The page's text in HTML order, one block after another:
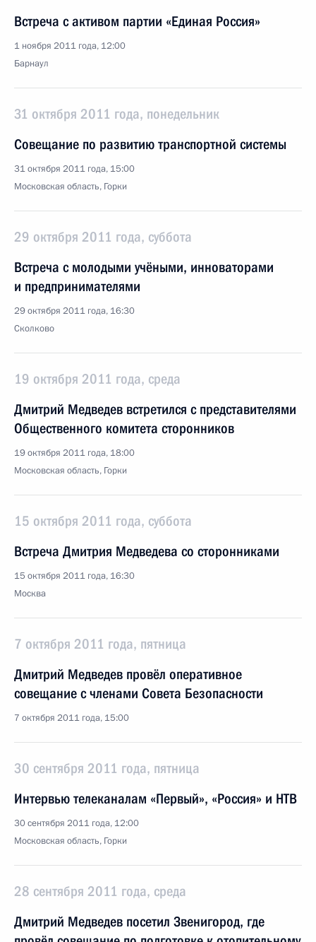
Встреча с активом партии «Единая Россия»
1 ноября 2011 года, 12:00
Барнаул
31 октября 2011 года, понедельник
Совещание по развитию транспортной системы
31 октября 2011 года, 15:00
Московская область, Горки
29 октября 2011 года, суббота
Встреча с молодыми учёными, инноваторами
и предпринимателями
29 октября 2011 года, 16:30
Сколково
19 октября 2011 года, среда
Дмитрий Медведев встретился с представителями
Общественного комитета сторонников
19 октября 2011 года, 18:00
Московская область, Горки
15 октября 2011 года, суббота
Встреча Дмитрия Медведева со сторонниками
15 октября 2011 года, 16:30
Москва
7 октября 2011 года, пятница
Дмитрий Медведев провёл оперативное
совещание с членами Совета Безопасности
7 октября 2011 года, 15:00
30 сентября 2011 года, пятница
Интервью телеканалам «Первый», «Россия» и НТВ
30 сентября 2011 года, 12:00
Московская область, Горки
28 сентября 2011 года, среда
Дмитрий Медведев посетил Звенигород, где